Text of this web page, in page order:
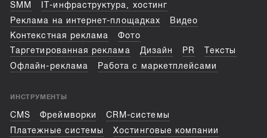
SMM
IT-инфраструктура, хостинг
Реклама на интернет-площадках
Видео
Контекстная реклама
Фото
Таргетированная реклама
Дизайн PR
Тексты
Офлайн-реклама
Работа с маркетплейсами
ИНСТРУМЕНТЫ
CMS Фреймворки
CRM-системы
Платежные системы
Хостинговые компании